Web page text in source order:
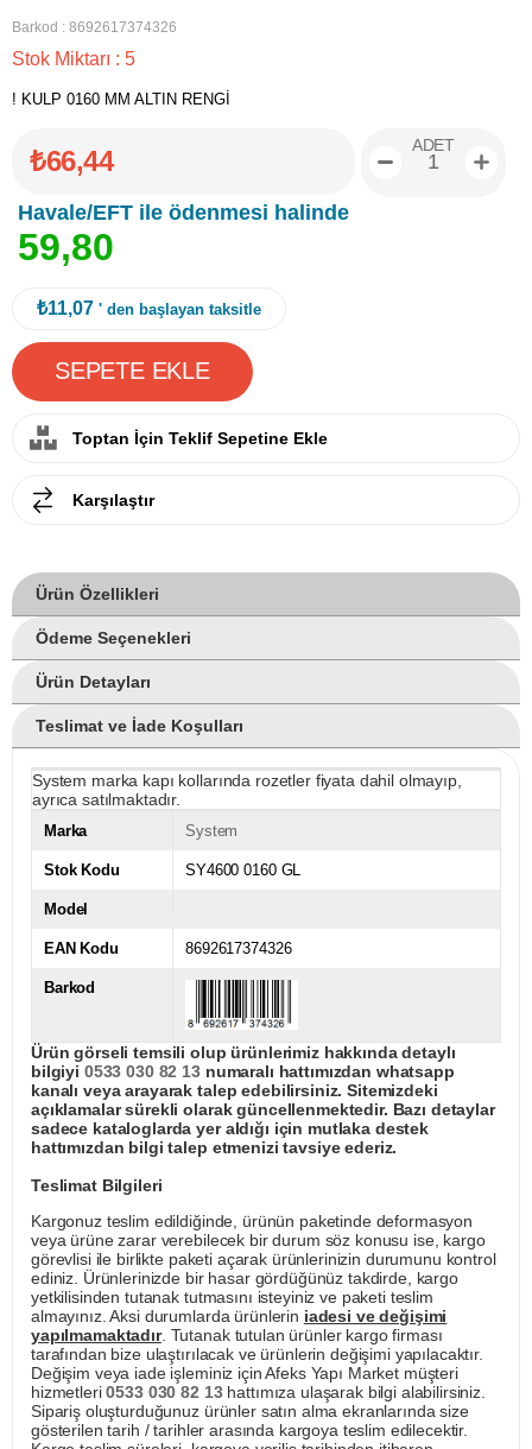
Barkod : 8692617374326
Stok Miktarı : 5
! KULP 0160 MM ALTIN RENGİ
₺66,44
Havale/EFT ile ödenmesi halinde
59,80
ADET
₺11,07 ' den başlayan taksitle
Toptan İçin Teklif Sepetine Ekle
Karşılaştır
Ürün Özellikleri
Ödeme Seçenekleri
Ürün Detayları
Teslimat ve İade Koşulları
System marka kapı kollarında rozetler fiyata dahil olmayıp,
ayrıca satılmaktadır.
Marka System
Stok Kodu SY4600 0160 GL
Model
EAN Kodu 8692617374326
Barkod
Ürün görseli temsili olup ürünlerimiz hakkında detaylı
bilgiyi 0533 030 82 13numaralı hattımızdan whatsapp
kanalı veya arayarak talep edebilirsiniz. Sitemizdeki
açıklamalar sürekli olarak güncellenmektedir. Bazı detaylar
sadece kataloglarda yer aldığı için mutlaka destek
hattımızdan bilgi talep etmenizi tavsiye ederiz.
Teslimat Bilgileri
Kargonuz teslim edildiğinde, ürünün paketinde deformasyon
veya ürüne zarar verebilecek bir durum söz konusu ise, kargo
görevlisi ile birlikte paketi açarak ürünlerinizin durumunu kontrol
ediniz. Ürünlerinizde bir hasar gördüğünüz takdirde, kargo
yetkilisinden tutanak tutmasını isteyiniz ve paketi teslim
almayınız. Aksi durumlarda ürünlerin iadesi ve değişimi
yapılmamaktadır. Tutanak tutulan ürünler kargo firması
tarafından bize ulaştırılacak ve ürünlerin değişimi yapılacaktır.
Değişim veya iade işleminiz için Afeks Yapı Market müşteri
hizmetleri0533 030 82 13hattımıza ulaşarak bilgi alabilirsiniz.
Sipariş oluşturduğunuz ürünler satın alma ekranlarında size
gösterilen tarih / tarihler arasında kargoya teslim edilecektir.